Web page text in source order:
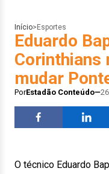
Início> Esportes
Eduardo
Corinthians
mudar
PorEstadão Conteúdo
O técnico Eduardo